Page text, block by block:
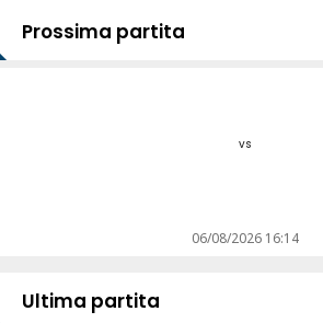
Prossima partita
vs
06/08/2026 16:14
Ultima partita